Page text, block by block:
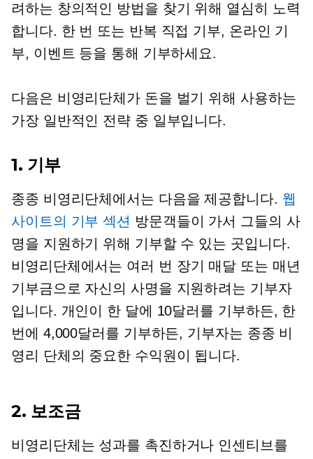
려하는 창의적인 방법을 찾기 위해 열심히 노력
합니다. 한 번 또는 반복 직접 기부, 온라인 기
부, 이벤트 등을 통해 기부하세요.
다음은 비영리단체가 돈을 벌기 위해 사용하는
가장 일반적인 전략 중 일부입니다.
1. 기부
종종 비영리단체에서는 다음을 제공합니다. 웹
사이트의 기부 섹션 방문객들이 가서 그들의 사
명을 지원하기 위해 기부할 수 있는 곳입니다.
비영리단체에서는 여러 번 장기
매달 또는 매년
기부금으로 자신의 사명을 지원하려는 기부자
입니다. 개인이 한 달에 10달러를 기부하든, 한
번에 4,000달러를 기부하든, 기부자는 종종 비
영리 단체의 중요한 수익원이 됩니다.
2. 보조금
비영리단체는 성과를 촉진하거나 인센티브를